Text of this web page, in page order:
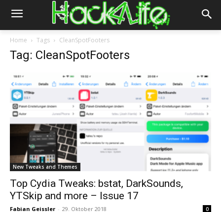
Home Tags CleanSpotFooters
Tag: CleanSpotFooters
New Tweaks and Themes
Top Cydia Tweaks: bstat, DarkSounds,
YTSkip and more – Issue 17
Fabian Geissler - 29. Oktober 2018 0